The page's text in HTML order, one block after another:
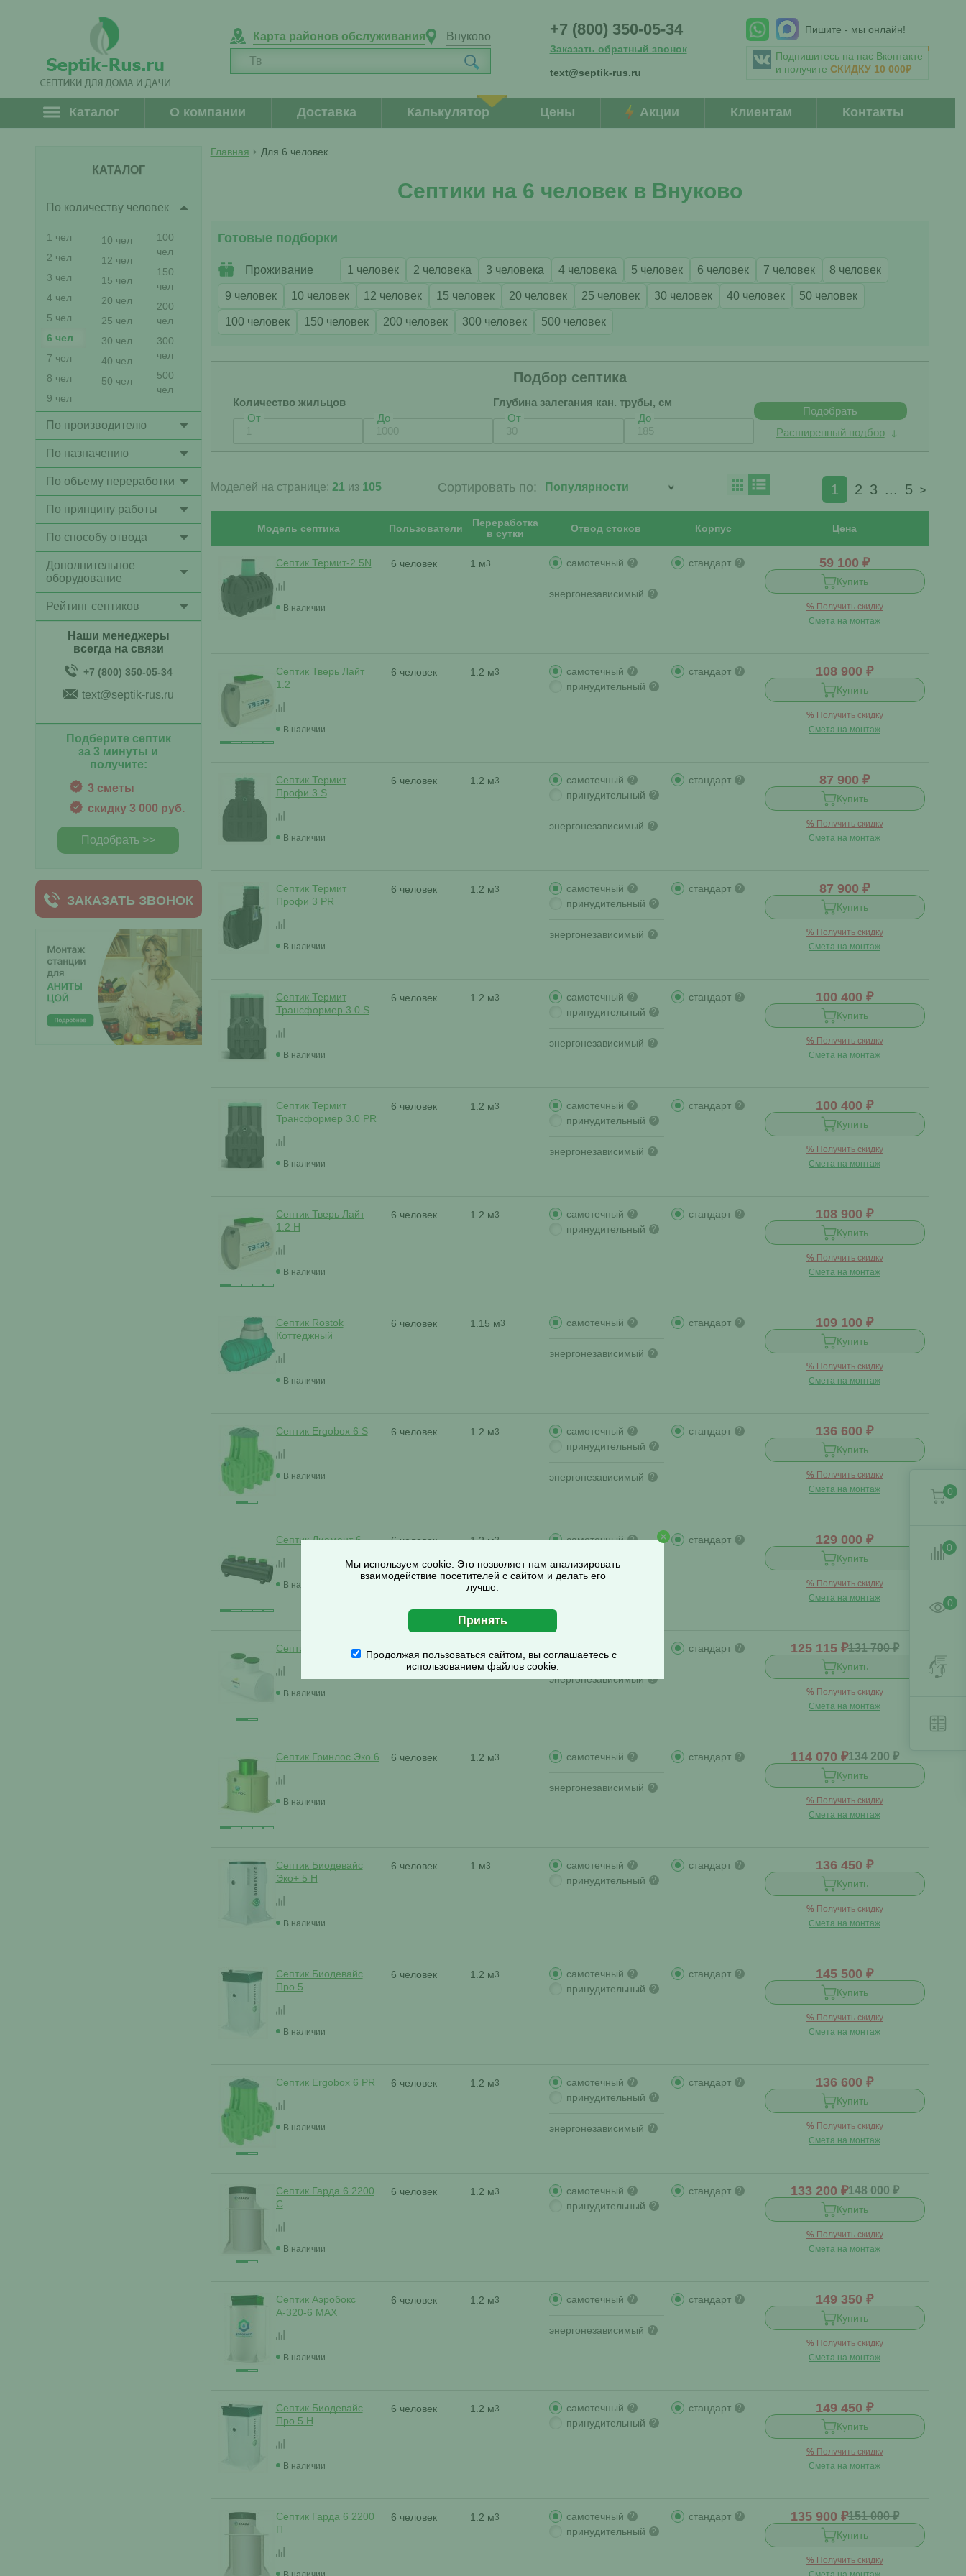
Карта районов обслуживания Внуково +7 (800) 350-05-34
Заказать обратный звонок
text@septik-rus.ru
Пишите - мы онлайн!
Подпишитесь на нас Вконтакте
и получите СКИДКУ 10 000₽
Каталог О компании Доставка Калькулятор Цены Акции Клиентам Контакты
КАТАЛОГ
По количеству человек
1 чел
2 чел
3 чел
4 чел
5 чел
6 чел
7 чел
8 чел
9 чел
10 чел
12 чел
15 чел
20 чел
25 чел
30 чел
40 чел
50 чел
100
чел
150
чел
200
чел
300
чел
500
чел
По производителю
По назначению
По объему переработки
По принципу работы
По способу отвода
Дополнительное
оборудование
Рейтинг септиков
Наши менеджеры
всегда на связи
+7 (800) 350-05-34
text@septik-rus.ru
Подберите септик
за 3 минуты и
получите:
3 сметы
скидку 3 000 руб.
Подобрать >>
ЗАКАЗАТЬ ЗВОНОК
Главная Для 6 человек
Септики на 6 человек в Внуково
Готовые подборки
Проживание 1 человек 2 человека 3 человека 4 человека 5 человек 6 человек 7 человек 8 человек
9 человек 10 человек 12 человек 15 человек 20 человек 25 человек 30 человек 40 человек 50 человек
100 человек 150 человек 200 человек 300 человек 500 человек
Подбор септика
Количество жильцов
От
До
Глубина залегания кан. трубы, см
От
До
Подобрать
Расширенный подбор
Моделей на странице: 21 из 105 Сортировать по: 1 2 3 ... 5 >
Модель септика Пользователи
Переработка
в сутки
Отвод стоков Корпус Цена
Септик Термит-2.5N
В наличии
6 человек 1 м3 самотечный ?
энергонезависимый ?
стандарт ? 59 100 ₽
Купить
% Получить скидку
Смета на монтаж
Септик Тверь Лайт
1.2
В наличии
6 человек 1.2 м3 самотечный ?
принудительный ?
стандарт ? 108 900 ₽
Купить
% Получить скидку
Смета на монтаж
Септик Термит
Профи 3 S
В наличии
6 человек 1.2 м3 самотечный ?
принудительный ?
энергонезависимый ?
стандарт ? 87 900 ₽
Купить
% Получить скидку
Смета на монтаж
Септик Термит
Профи 3 PR
В наличии
6 человек 1.2 м3 самотечный ?
принудительный ?
энергонезависимый ?
стандарт ? 87 900 ₽
Купить
% Получить скидку
Смета на монтаж
Септик Термит
Трансформер 3.0 S
В наличии
6 человек 1.2 м3 самотечный ?
принудительный ?
энергонезависимый ?
стандарт ? 100 400 ₽
Купить
% Получить скидку
Смета на монтаж
Септик Термит
Трансформер 3.0 PR
В наличии
6 человек 1.2 м3 самотечный ?
принудительный ?
энергонезависимый ?
стандарт ? 100 400 ₽
Купить
% Получить скидку
Смета на монтаж
Септик Тверь Лайт
1.2 Н
В наличии
6 человек 1.2 м3 самотечный ?
принудительный ?
стандарт ? 108 900 ₽
Купить
% Получить скидку
Смета на монтаж
Септик Rostok
Коттеджный
В наличии
6 человек 1.15 м3 самотечный ?
энергонезависимый ?
стандарт ? 109 100 ₽
Купить
% Получить скидку
Смета на монтаж
Септик Ergobox 6 S
В наличии
6 человек 1.2 м3 самотечный ?
принудительный ?
энергонезависимый ?
стандарт ? 136 600 ₽
Купить
% Получить скидку
Смета на монтаж
Септик Диамант 6
В наличии
6 человек 1.2 м3 самотечный ? стандарт ? 129 000 ₽
Купить
% Получить скидку
Смета на монтаж
Септик Евролос Эко 6
В наличии
энергонезависимый ?
стандарт ? 125 115 ₽131 700 ₽
Купить
% Получить скидку
Смета на монтаж
Септик Гринлос Эко 6
В наличии
6 человек 1.2 м3 самотечный ?
энергонезависимый ?
стандарт ? 114 070 ₽134 200 ₽
Купить
% Получить скидку
Смета на монтаж
Септик Биодевайс
Эко+ 5 H
В наличии
6 человек 1 м3 самотечный ?
принудительный ?
стандарт ? 136 450 ₽
Купить
% Получить скидку
Смета на монтаж
Септик Биодевайс
Про 5
В наличии
6 человек 1.2 м3 самотечный ?
принудительный ?
стандарт ? 145 500 ₽
Купить
% Получить скидку
Смета на монтаж
Септик Ergobox 6 PR
В наличии
6 человек 1.2 м3 самотечный ?
принудительный ?
энергонезависимый ?
стандарт ? 136 600 ₽
Купить
% Получить скидку
Смета на монтаж
Септик Гарда 6 2200
C
В наличии
6 человек 1.2 м3 самотечный ?
принудительный ?
стандарт ? 133 200 ₽148 000 ₽
Купить
% Получить скидку
Смета на монтаж
Септик Аэробокс
А-320-6 MAX
В наличии
6 человек 1.2 м3 самотечный ?
энергонезависимый ?
стандарт ? 149 350 ₽
Купить
% Получить скидку
Смета на монтаж
Септик Биодевайс
Про 5 H
В наличии
6 человек 1.2 м3 самотечный ?
принудительный ?
стандарт ? 149 450 ₽
Купить
% Получить скидку
Смета на монтаж
Септик Гарда 6 2200
П
6 человек 1.2 м3 самотечный ?
принудительный ?
стандарт ? 135 900 ₽151 000 ₽
Купить
% Получить скидку
0
0
0
Мы используем cookie. Это позволяет нам анализировать
взаимодействие посетителей с сайтом и делать его
лучше.
Продолжая пользоваться сайтом, вы соглашаетесь с
использованием файлов cookie.